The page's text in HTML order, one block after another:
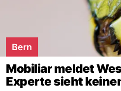
Bern
Mobiliar meldet
Experte sieht